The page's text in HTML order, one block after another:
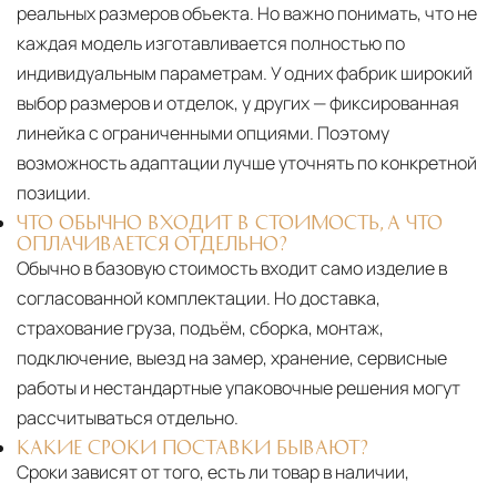
реальных размеров объекта. Но важно понимать, что не
каждая модель изготавливается полностью по
индивидуальным параметрам. У одних фабрик широкий
выбор размеров и отделок, у других — фиксированная
линейка с ограниченными опциями. Поэтому
возможность адаптации лучше уточнять по конкретной
позиции.
ЧТО ОБЫЧНО ВХОДИТ В СТОИМОСТЬ, А ЧТО
ОПЛАЧИВАЕТСЯ ОТДЕЛЬНО?
Обычно в базовую стоимость входит само изделие в
согласованной комплектации. Но доставка,
страхование груза, подъём, сборка, монтаж,
подключение, выезд на замер, хранение, сервисные
работы и нестандартные упаковочные решения могут
рассчитываться отдельно.
КАКИЕ СРОКИ ПОСТАВКИ БЫВАЮТ?
Сроки зависят от того, есть ли товар в наличии,